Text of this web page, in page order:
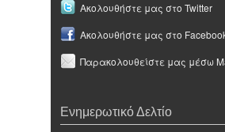
Ακολουθήστε μας στο Twitter
Ακολουθήστε μας στο
Παρακολουθείστε μας μέσω
Ενημερωτικό Δελτίο